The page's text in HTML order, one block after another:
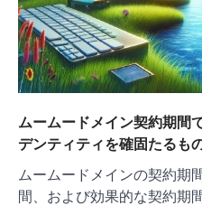
ムームードメイン契約期間
デンティティを確固たるも
ムームードメインの契約期
間、および効果的な契約期